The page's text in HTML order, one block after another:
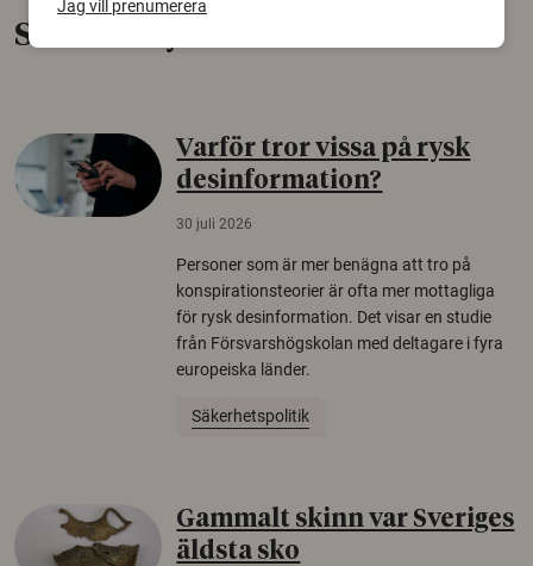
Senaste nytt
Varför tror vissa på rysk
desinformation?
30 juli 2026
Personer som är mer benägna att tro på
konspirationsteorier är ofta mer mottagliga
för rysk desinformation. Det visar en studie
från Försvarshögskolan med deltagare i fyra
europeiska länder.
Säkerhetspolitik
Gammalt skinn var Sveriges
äldsta sko
Jag vill prenumerera